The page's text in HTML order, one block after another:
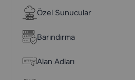
Özel Sunucular
Barındırma
Alan Adları